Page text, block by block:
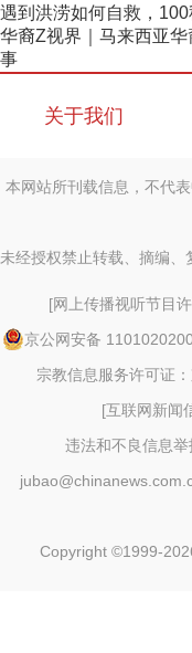
遇到洪涝如何自救，100
华裔Z视界｜马来西亚
事
关于我们
本网站所刊载信息，不代
未经授权禁止转载、摘编、
[网上传播视听节目
京公网安备
宗教信息服务许可证
[互联网新闻
违法和不良信息
Copyright ©1999-